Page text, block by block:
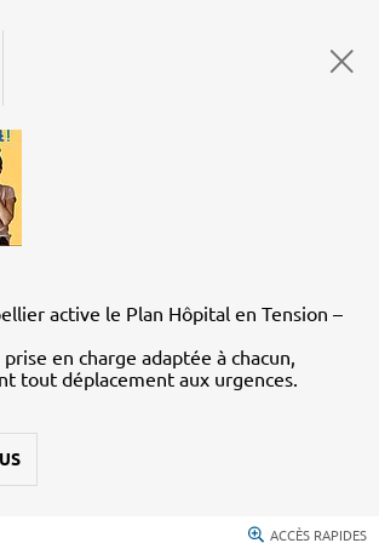
active le Plan Hôpital en Tension –
en charge adaptée à chacun,
tout déplacement aux urgences.
ACCÈS RAPIDES